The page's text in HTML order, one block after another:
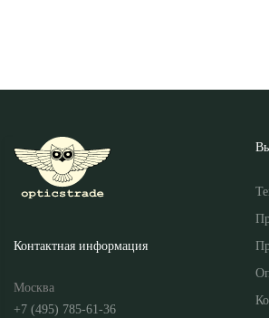
Контактная информация
Москва
+7 (495) 785-61-36